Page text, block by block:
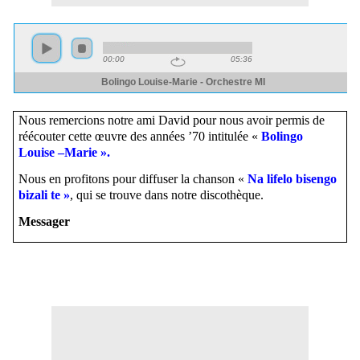
Nous remercions notre ami David pour nous avoir permis de
réécouter cette œuvre des années ’70 intitulée « Bolingo
Louise –Marie ».
Nous en profitons pour diffuser la chanson « Na lifelo bisengo
bizali te », qui se trouve dans notre discothèque.
Messager